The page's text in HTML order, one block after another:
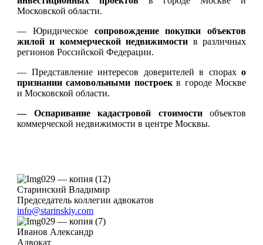
Московской области.
— Юридическое сопровождение покупки объектов
жилой и коммерческой недвижимости в различных
регионов Российской Федерации.
— Представление интересов доверителей в спорах о
признании самовольными построекв городе Москве
и Московской области.
— Оспаривание кадастровой стоимостиобъектов
коммерческой недвижимости в центре Москвы.
Старинский Владимир
Председатель коллегии адвокатов
info@starinskiy.com
Иванов Александр
Адвокат